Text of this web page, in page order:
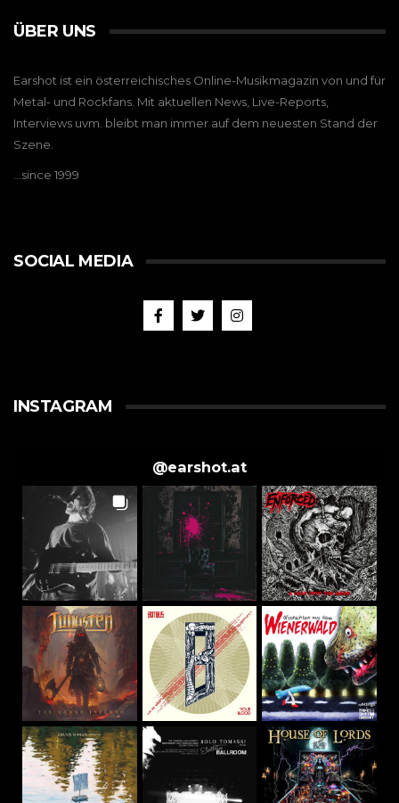
ÜBER UNS
Earshot ist ein österreichisches Online-Musikmagazin von und für
Metal- und Rockfans. Mit aktuellen News, Live-Reports,
Interviews uvm. bleibt man immer auf dem neuesten Stand der
Szene.
…since 1999
SOCIAL MEDIA
INSTAGRAM
@earshot.at